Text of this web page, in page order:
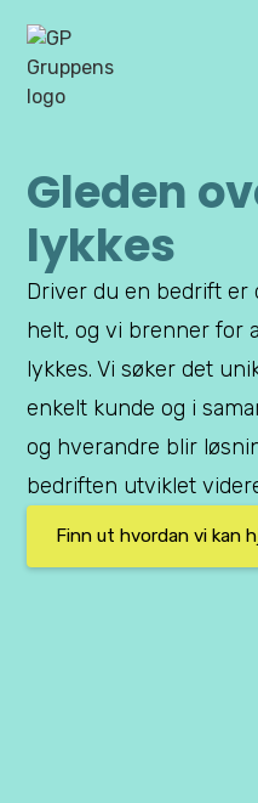
Gleden
lykkes
Driver du en bedrift er
helt, og vi brenner for
lykkes. Vi søker det
enkelt kunde og i
og hverandre blir
bedriften utviklet
Finn ut hvordan vi kan